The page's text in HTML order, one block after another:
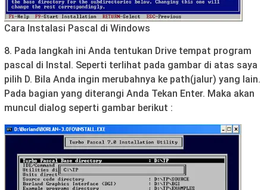
Cara Instalasi Pascal di Windows
8. Pada langkah ini Anda tentukan Drive tempat program
pascal di Instal. Seperti terlihat pada gambar di atas saya
pilih D. Bila Anda ingin merubahnya ke path(jalur) yang lain.
Pada bagian yang diterangi Anda Tekan Enter. Maka akan
muncul dialog seperti gambar berikut :